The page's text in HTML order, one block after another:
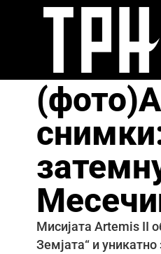
Мисијата Artemis II
Земјата“ и